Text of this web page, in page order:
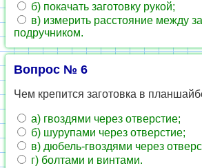
б) покачать заготовку рукой;
в) измерить расстояние между
подручником.
Вопрос № 6
Чем крепится заготовка в
а) гвоздями через отверстие;
б) шурупами через отверстие;
в) дюбель-гвоздями через
г) болтами и винтами.